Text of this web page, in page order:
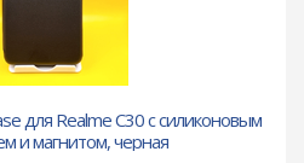
для Realme C30 с силиконовым
и магнитом, черная